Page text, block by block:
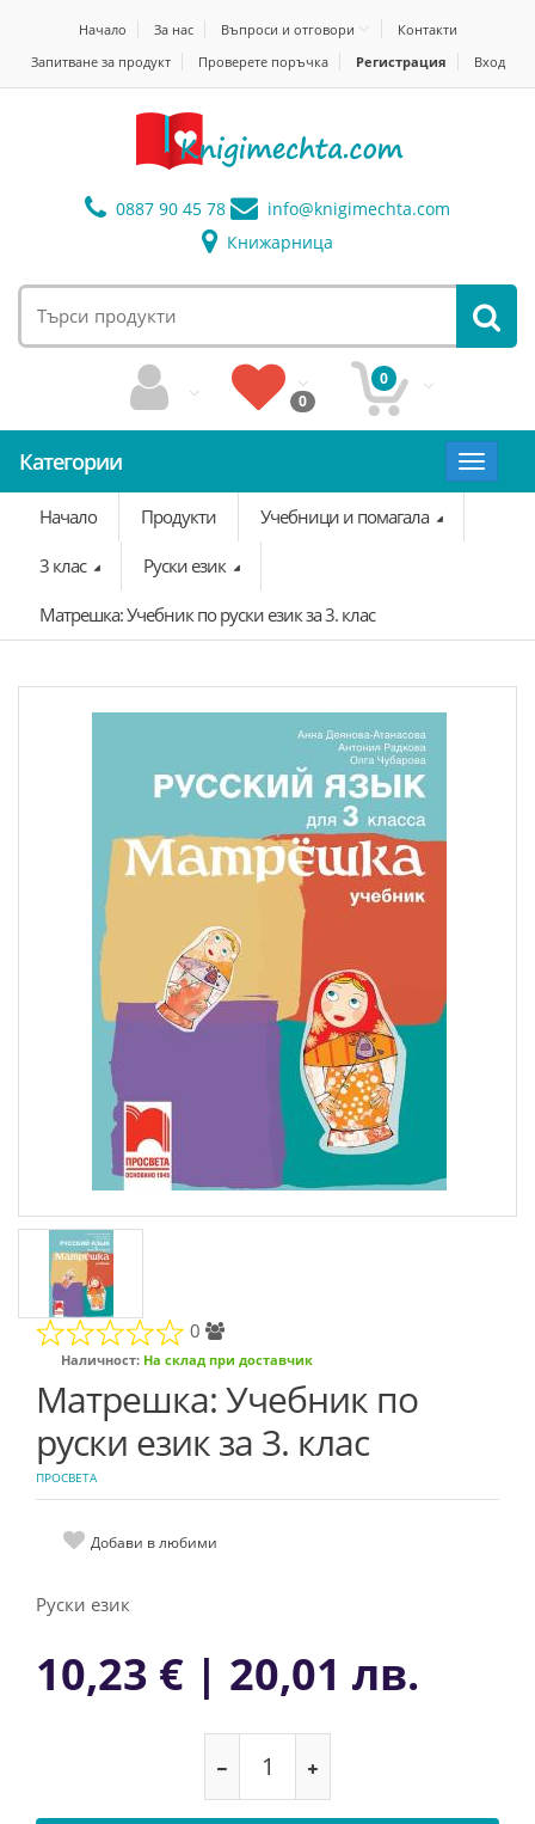
Начало За нас Въпроси и отговори
Контакти
Запитване за продукт
Проверете поръчка Регистрация Вход
0887 90 45 78 info@knigimechta.com
Книжарница
0
0
Категории
Toggle
Начало
Продукти Учебници и помагала
3 клас Руски език
Матрешка: Учебник по руски език за 3. клас
0
Наличност: На склад при доставчик
Матрешка: Учебник по
руски език за 3. клас
ПРОСВЕТА
Добави в любими
Руски език
10,23 € | 20,01 лв.